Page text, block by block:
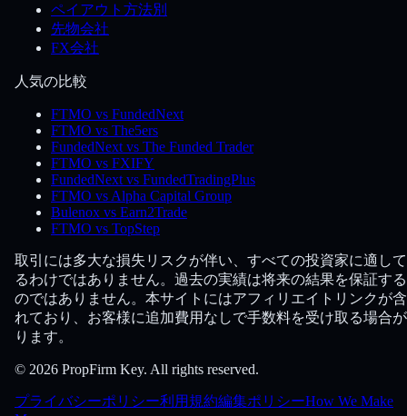
ペイアウト方法別
先物会社
FX会社
人気の比較
FTMO vs FundedNext
FTMO vs The5ers
FundedNext vs The Funded Trader
FTMO vs FXIFY
FundedNext vs FundedTradingPlus
FTMO vs Alpha Capital Group
Bulenox vs Earn2Trade
FTMO vs TopStep
取引には多大な損失リスクが伴い、すべての投資家に適し
るわけではありません。過去の実績は将来の結果を保証す
のではありません。本サイトにはアフィリエイトリンクが
れており、お客様に追加費用なしで手数料を受け取る場合
ります。
© 2026 PropFirm Key. All rights reserved.
プライバシーポリシー利用規約編集ポリシーHow We Make